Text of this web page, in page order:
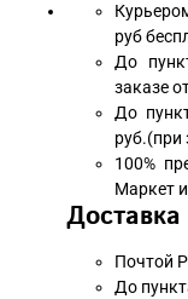
руб
До
заказе
До
руб.(при
100%
Маркет
Почтой
До